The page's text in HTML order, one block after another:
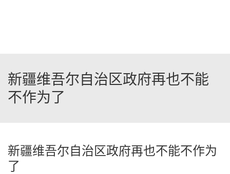
新疆维吾尔自治区政府再也不能
不作为了
新疆维吾尔自治区政府再也不能不作为
了